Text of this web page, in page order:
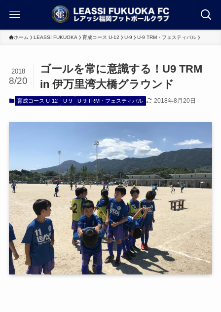
ホーム LEASSI FUKUOKA 育成コース U-12 U-9 U-9 TRM・フェスティバル
ゴールを常に意識する！U9 TRM
in 伊万里湾大橋グラウンド
2018
8/20
育成コース U-12 U-9 U-9 TRM・フェスティバル 2018年8月20日